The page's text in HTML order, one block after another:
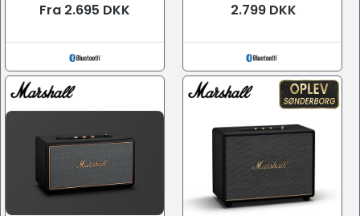
Fra 2.695 DKK 2.799 DKK